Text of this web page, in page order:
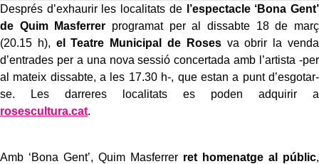
Després d’exhaurir les localitats de
l’espectacle ‘Bona Gent’
de Quim Masferrer programat per al dissabte 18 de març
(20.15 h), el Teatre Municipal de Rosesva obrir la venda
d’entrades per a una nova sessió concertada amb l’artista -per
al mateix dissabte, a les 17.30 h-, que estan a punt d’esgotar-
se. Les darreres localitats es poden adquirir a
rosescultura.cat.
Amb ‘Bona Gent’, Quim Masferrer ret homenatge al públic,